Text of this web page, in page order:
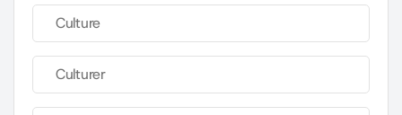
Culture
Culturer